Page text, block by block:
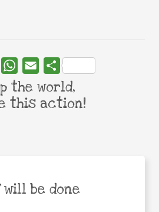
will be done
TwitterWhatsApp
Email Share
the world,
this action!